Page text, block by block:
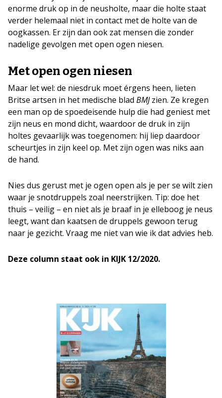
enorme druk op in de neusholte, maar die holte staat
verder helemaal niet in contact met de holte van de
oogkassen. Er zijn dan ook zat mensen die zonder
nadelige gevolgen met open ogen niesen.
Met open ogen niesen
Maar let wel: de niesdruk moet érgens heen, lieten
Britse artsen in het medische blad BMJzien. Ze kregen
een man op de spoedeisende hulp die had geniest met
zijn neus en mond dicht, waardoor de druk in zijn
holtes gevaarlijk was toegenomen: hij liep daardoor
scheurtjes in zijn keel op. Met zijn ogen was niks aan
de hand.
Nies dus gerust met je ogen open als je per se wilt zien
waar je snotdruppels zoal neerstrijken. Tip: doe het
thuis – veilig – en niet als je braaf in je elleboog je neus
leegt, want dan kaatsen de druppels gewoon terug
naar je gezicht. Vraag me niet van wie ik dat advies heb.
Deze column staat ook in KIJK 12/2020.